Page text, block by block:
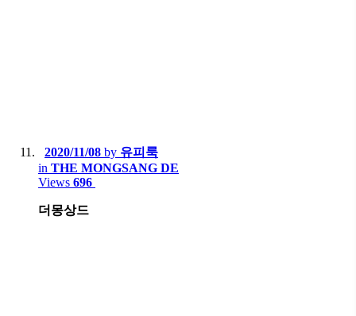
2020/11/08 by 유피룩
in THE MONGSANG DE
Views 696
더몽상드